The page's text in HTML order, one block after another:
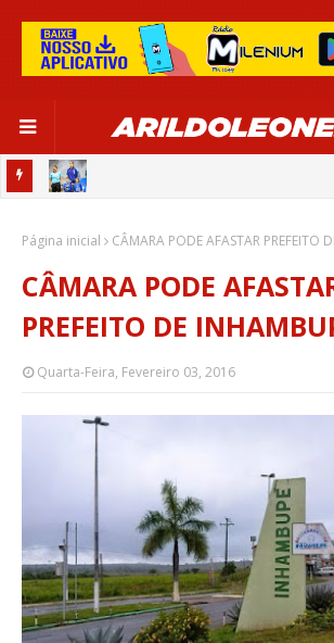
SALVADOR
Página inicial CÂMARA PODE AFASTAR PREFEITO
CÂMARA PODE
PREFEITO DE
Quarta-Feira, Fevereiro 03, 2016